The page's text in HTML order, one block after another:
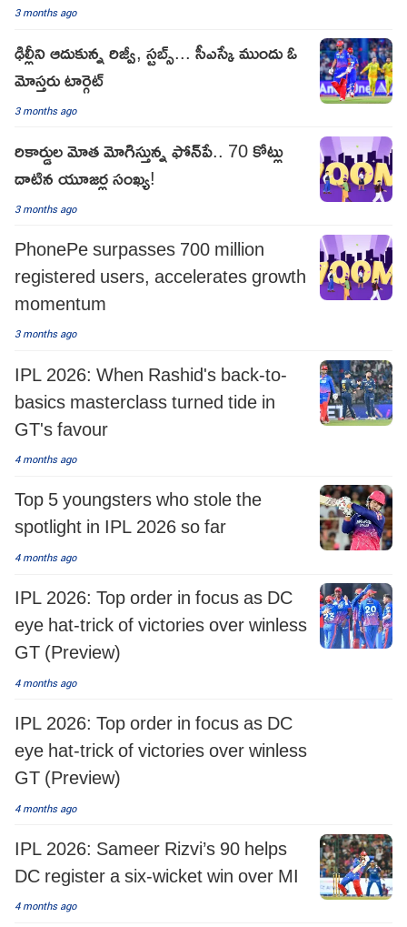
3 months ago
ఢిల్లీని ఆదుకున్న రిజ్వీ, స్టబ్స్... సీఎస్కే ముందు ఓ
మోస్తరు టార్గెట్
3 months ago
రికార్డుల మోత మోగిస్తున్న ఫోన్‌పే.. 70 కోట్లు
దాటిన యూజర్ల సంఖ్య!
3 months ago
PhonePe surpasses 700 million
registered users, accelerates growth
momentum
3 months ago
IPL 2026: When Rashid's back-to-
basics masterclass turned tide in
GT's favour
4 months ago
Top 5 youngsters who stole the
spotlight in IPL 2026 so far
4 months ago
IPL 2026: Top order in focus as DC
eye hat-trick of victories over winless
GT (Preview)
4 months ago
IPL 2026: Top order in focus as DC
eye hat-trick of victories over winless
GT (Preview)
4 months ago
IPL 2026: Sameer Rizvi’s 90 helps
DC register a six-wicket win over MI
4 months ago